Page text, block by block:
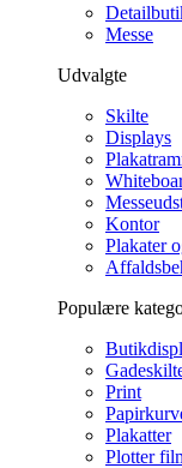
Messe
Udvalgte
Skilte
Displays
Kontor
Plakater
Populære
Print
Plakatter
Plotter